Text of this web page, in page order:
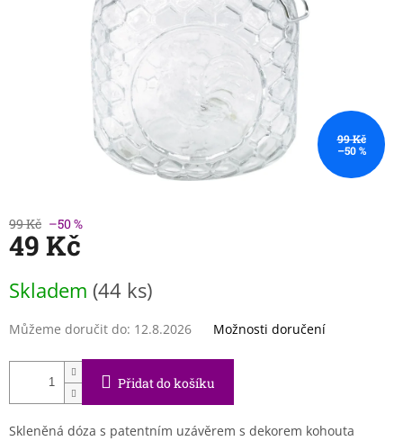
99 Kč
–50 %
99 Kč –50 %
49 Kč
cena:
Skladem (44 ks)
Můžeme doručit do: 12.8.2026 Možnosti doručení
Přidat do košíku
Skleněná dóza s patentním uzávěrem s dekorem kohouta